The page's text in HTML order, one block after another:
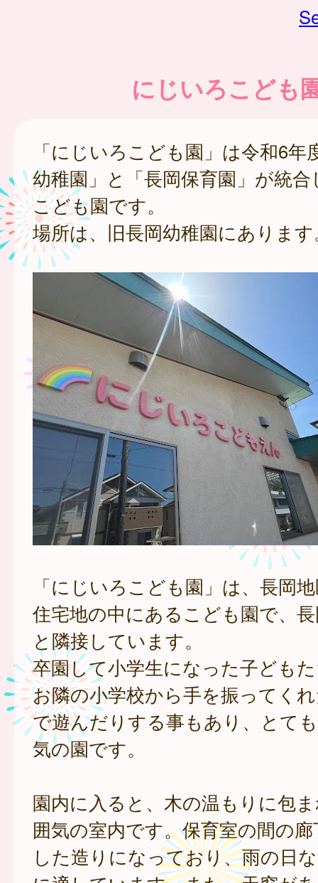
にじいろこども
「にじいろこども園」は令和6年
幼稚園」と「長岡保育園」が統
こども園です。
場所は、旧長岡幼稚園にありま
「にじいろこども園」は、長岡
住宅地の中にあるこども園で、
と隣接しています。
卒園して小学生になった子ども
お隣の小学校から手を振ってく
で遊んだりする事もあり、とて
気の園です。
園内に入ると、木の温もりに包
囲気の室内です。保育室の間の
した造りになっており、雨の日